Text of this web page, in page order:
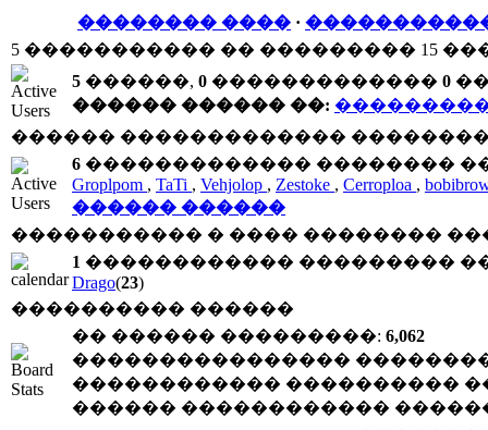
�������� ���� ·
5 ����������� �� ��������� 15
5 ������, 0 ������������� 0
������ ������ ��:
������ �������������
6 ������������� ��������
Groplpom , TaTi , Vehjolop , Zestoke , Cerroploa ,
������ ������
����������� � ���� ��������
1 ������������ ���������
Drago(23)
���������� ������
�� ������ ���������: 6,062
����������������
������������ ����������
������ ������������